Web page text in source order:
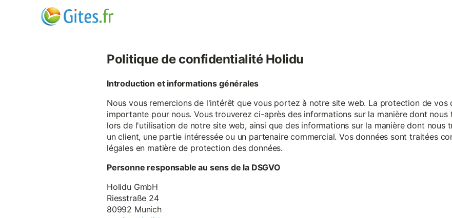
Politique de confidentialité Holidu
Introduction et informations générales
Nous vous remercions de l'intérêt que vous portez à notre site web. La protection de vos
importante pour nous. Vous trouverez ci-après des informations sur la manière dont
lors de l'utilisation de notre site web, ainsi que des informations sur la manière dont nous
un client, une partie intéressée ou un partenaire commercial. Vos données sont traitées
légales en matière de protection des données.
Personne responsable au sens de la DSGVO
Holidu GmbH
Riesstraße 24
80992 Munich